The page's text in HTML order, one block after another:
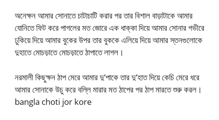
অনেক্ষন আমার সোনাতে চাটাচাটি করার পর তার বিশাল বাড়াটাকে আমার
যোনিতে ফিট করে পাগলের মত জোরে এক ধাক্কা দিয়ে আমার সোনার গভীরে
ঢুকিয়ে দিয়ে আমার বুকের উপর তার বুককে এলিয়ে দিয়ে আমার স্তনগুলোকে
দুহাতে মোচড়াতে মোচড়াতে ঠাপাতে লাগল।
নরমালী কিছুক্ষন ঠাপ মেরে আমার দু’পাকে তার দু’হাত দিয়ে কেচি মেরে ধরে
আমার সোনাকে উচু করে বল্লি মারার মত ঠাপের পর ঠাপ মারতে শুরু করল।
bangla choti jor kore